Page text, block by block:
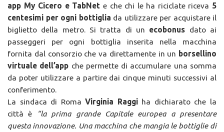
app My Cicero e TabNet e che chi le ha riciclate riceva 5
centesimi per ogni bottiglia da utilizzare per acquistare il
biglietto della metro. Si tratta di un ecobonus dato ai
passeggeri per ogni bottiglia inserita nella macchina
fornita dal consorzio che va direttamente in un borsellino
virtuale dell’app che permette di accumulare una somma
da poter utilizzare a partire dai cinque minuti successivi al
conferimento.
La sindaca di RomaVirginia Raggiha dichiarato che la
città è “la prima grande Capitale europea a presentare
questa innovazione. Una macchina che mangia le bottiglie di